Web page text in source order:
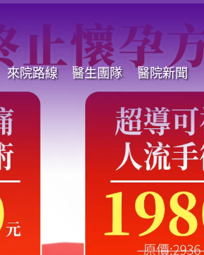
來院路線 醫生團隊 醫院新聞